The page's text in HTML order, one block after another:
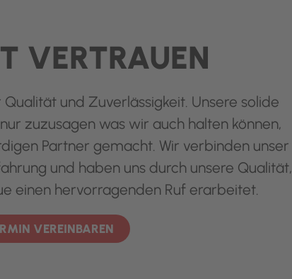
VERTRAUEN
und Zuverlässigkeit. Unsere solide
zuzusagen was wir auch halten können,
Partner gemacht. Wir verbinden unser
und haben uns durch unsere Qualität,
einen hervorragenden Ruf erarbeitet.
VEREINBAREN